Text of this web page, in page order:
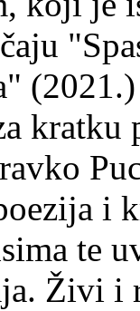
kratku
i
te
Živi i